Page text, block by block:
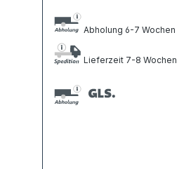
Abholung 6-7 Wochen
Lieferzeit 7-8 Wochen